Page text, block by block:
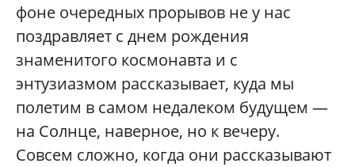
фоне очередных прорывов не у нас
поздравляет с днем рождения
знаменитого космонавта и с
энтузиазмом рассказывает, куда мы
полетим в самом недалеком будущем —
на Солнце, наверное, но к вечеру.
Совсем сложно, когда они рассказывают